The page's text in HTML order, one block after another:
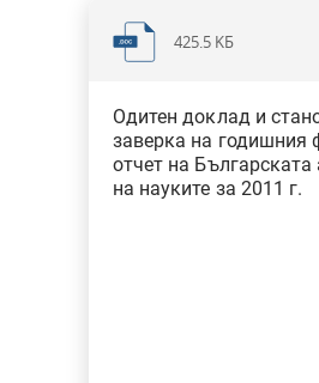
425.5 KБ
Одитен доклад и
заверка на годишния
отчет на
на науките за 2011 г.